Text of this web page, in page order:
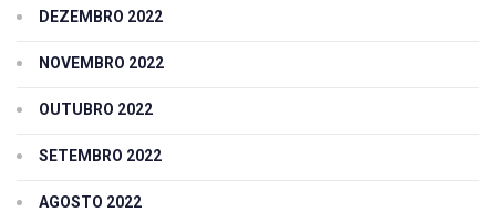
DEZEMBRO 2022
NOVEMBRO 2022
OUTUBRO 2022
SETEMBRO 2022
AGOSTO 2022